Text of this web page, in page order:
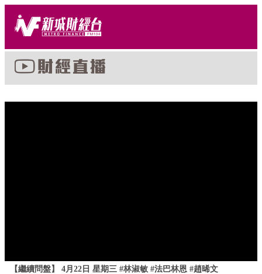
【繼續問盤】 4月22日 星期三 #林淑敏 #法巴林恩 #趙晞文